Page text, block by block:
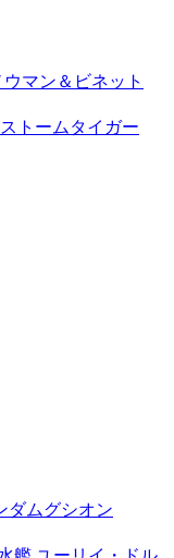
マン＆ビネット
トームタイガー
ダムグシオン